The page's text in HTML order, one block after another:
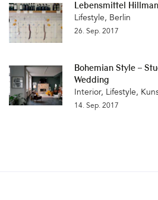
Lebensmittel
Lifestyle, Berlin
26. Sep. 2017
Bohemian Style –
Wedding
Interior, Lifestyle,
14. Sep. 2017